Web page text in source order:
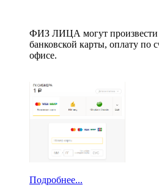
ФИЗ ЛИЦА могут произвести
банковской карты, оплату по
офисе.
Подробнее...